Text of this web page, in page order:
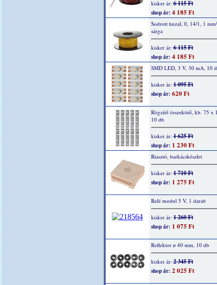
kisker ár:6 115 Ft
shop ár: 4 185 Ft
Sodrott huzal, 0, 14/1, 1
sárga
kisker ár:6 115 Ft
shop ár: 4 185 Ft
SMD LED, 3 V, 30 mA, 10
kisker ár:1 095 Ft
shop ár: 620 Ft
Rögzítő összekötő, kb. 75 x
10 db
kisker ár:1 625 Ft
shop ár: 1 230 Ft
Riasztó, barkácskészlet
kisker ár:1 710 Ft
shop ár: 1 275 Ft
Relé modul 5 V, 1 darab
kisker ár:1 260 Ft
shop ár: 1 075 Ft
Reflektor ø 40 mm, 10 db
kisker ár:2 345 Ft
shop ár: 2 025 Ft